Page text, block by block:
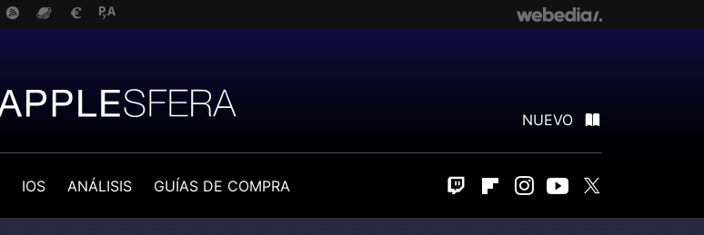
NUEVO
IOS ANÁLISIS GUÍAS DE COMPRA Twitch FlipboardInstagram
Youtube